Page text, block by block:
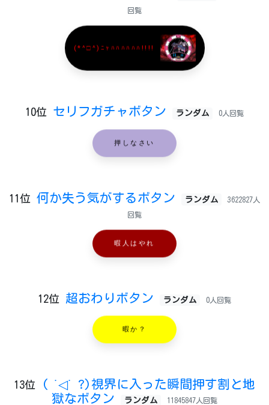
回覧
(*^□^)ﾆｬﾊﾊﾊﾊﾊﾊ!!!!
10位 セリフガチャボタン ランダム 0人回覧
押しなさい
11位 何か失う気がするボタン ランダム 3622827人
回覧
暇人はやれ
12位 超おわりボタン ランダム 0人回覧
暇か？
13位
( ˙◁˙ ?)視界に入った瞬間押す割と地
獄なボタン
ランダム 11845847人回覧